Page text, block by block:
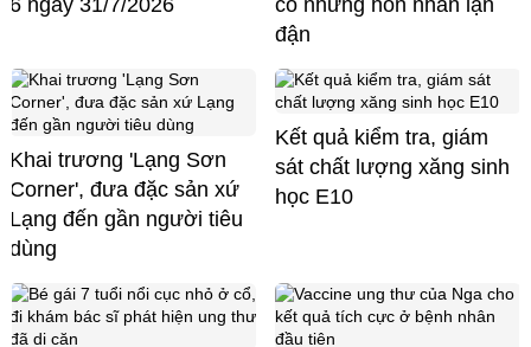
đận
Khai trương 'Lạng Sơn
Corner', đưa đặc sản xứ
Lạng đến gần người tiêu
dùng
Kết quả kiểm tra, giám
sát chất lượng xăng sinh
học E10